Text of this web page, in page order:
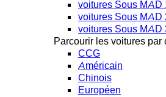
voitures Sous MAD
voitures Sous MAD
voitures Sous MAD
Parcourir les voitures par
CCG
Américain
Chinois
Européen